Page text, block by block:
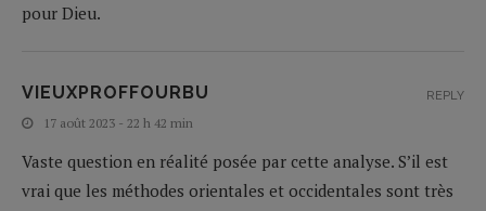
pour Dieu.
VIEUXPROFFOURBU
17 août 2023 - 22 h 42 min
Vaste question en réalité posée par cette analyse. S’il est
vrai que les méthodes orientales et occidentales sont très
REPLY